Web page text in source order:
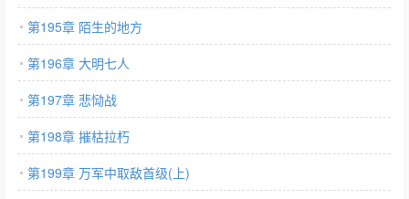
第195章 陌生的地方
第196章 大明七人
第197章 悲恸战
第198章 摧枯拉朽
第199章 万军中取敌首级(上)